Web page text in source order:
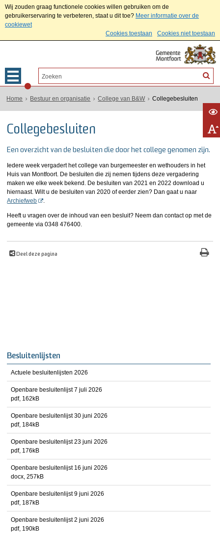
Wij zouden graag functionele cookies willen gebruiken om de
gebruikerservaring te verbeteren, staat u dit toe? Meer informatie over de
cookiewet
Cookies toestaan
Cookies niet toestaan
Home Bestuur en organisatie College van B&W Collegebesluiten
Collegebesluiten
Een overzicht van de besluiten die door het college genomen zijn.
Iedere week vergadert het college van burgemeester en wethouders in het
Huis van Montfoort. De besluiten die zij nemen tijdens deze vergadering
maken we elke week bekend. De besluiten van 2021 en 2022 download u
hiernaast. Wilt u de besluiten van 2020 of eerder zien? Dan gaat u naar
Archiefweb
.
Heeft u vragen over de inhoud van een besluit? Neem dan contact op met de
gemeente via 0348 476400.
Deel deze pagina
Besluitenlijsten
Actuele besluitenlijsten 2026
Openbare besluitenlijst 7 juli 2026
pdf, 162kB
Openbare besluitenlijst 30 juni 2026
pdf, 184kB
Openbare besluitenlijst 23 juni 2026
pdf, 176kB
Openbare besluitenlijst 16 juni 2026
docx, 257kB
Openbare besluitenlijst 9 juni 2026
pdf, 187kB
Openbare besluitenlijst 2 juni 2026
pdf, 190kB